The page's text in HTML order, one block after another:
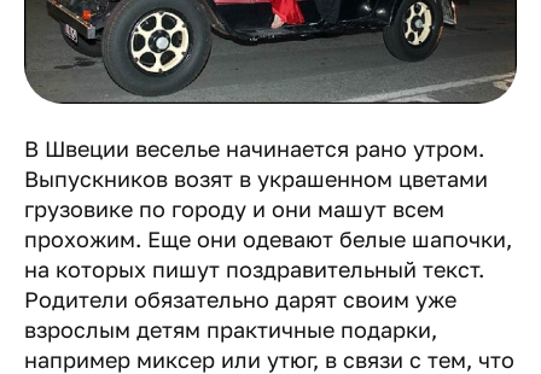
В Швеции веселье начинается рано утром.
Выпускников возят в украшенном цветами
грузовике по городу и они машут всем
прохожим. Еще они одевают белые шапочки,
на которых пишут поздравительный текст.
Родители обязательно дарят своим уже
взрослым детям практичные подарки,
например миксер или утюг, в связи с тем, что